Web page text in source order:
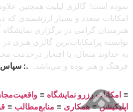
نموده است؛ گالری لیلیت همچنین
امکانات متعدد و بسیار ارزشمندی که
هنرمندان گرامی در برگزاری نمایشگاه
توانسته پرامکانات‌ترین گالری هنری
به خداوند متعال، با افتخار درخدمت
فرهنگ و هنر بوده و می‌باشد. .: سپاس
≡ امکانات رزرو نمایشگاه ≡
اپلیکیشن≡همکاری ≡ منابع‌مطالب ≡